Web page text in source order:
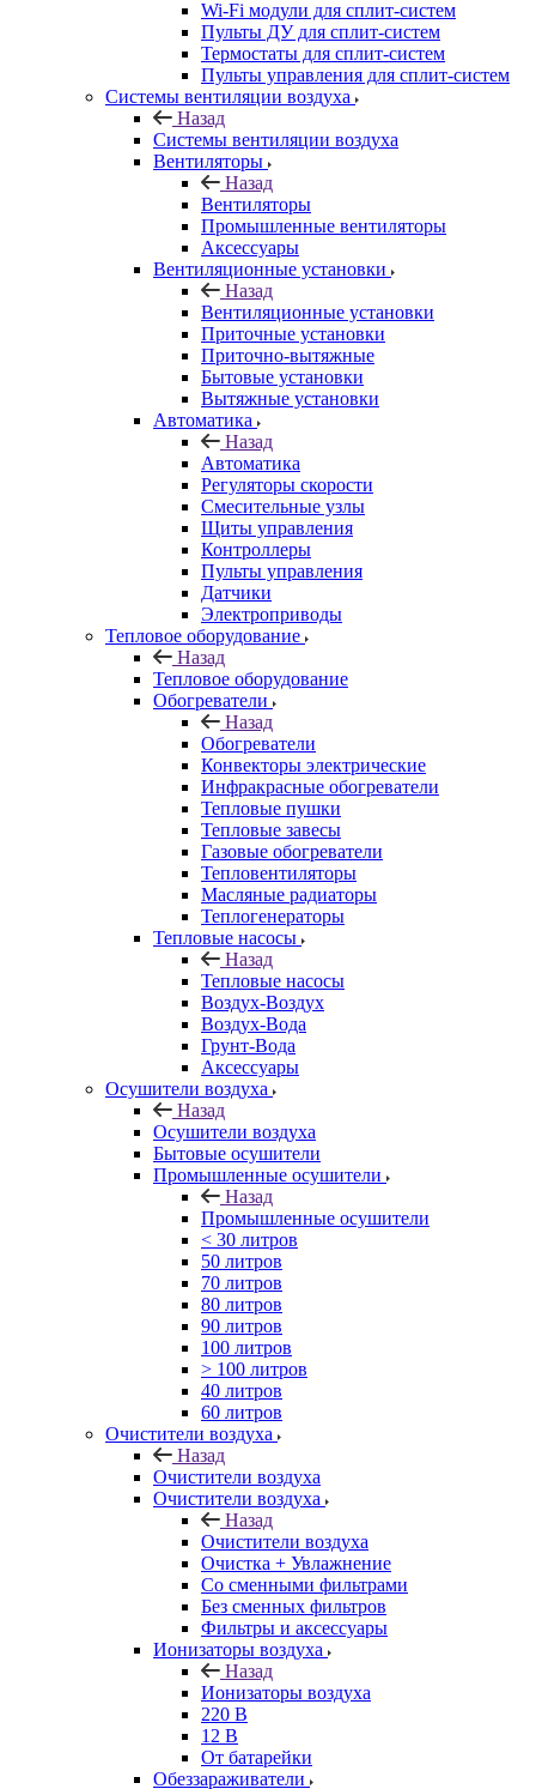
Wi-Fi модули для сплит-систем
Пульты ДУ для сплит-систем
Термостаты для сплит-систем
Пульты управления для сплит-систем
Системы вентиляции воздуха
Назад
Системы вентиляции воздуха
Вентиляторы
Назад
Вентиляторы
Промышленные вентиляторы
Аксессуары
Вентиляционные установки
Назад
Вентиляционные установки
Приточные установки
Приточно-вытяжные
Бытовые установки
Вытяжные установки
Автоматика
Назад
Автоматика
Регуляторы скорости
Смесительные узлы
Щиты управления
Контроллеры
Пульты управления
Датчики
Электроприводы
Тепловое оборудование
Назад
Тепловое оборудование
Обогреватели
Назад
Обогреватели
Конвекторы электрические
Инфракрасные обогреватели
Тепловые пушки
Тепловые завесы
Газовые обогреватели
Тепловентиляторы
Масляные радиаторы
Теплогенераторы
Тепловые насосы
Назад
Тепловые насосы
Воздух-Воздух
Воздух-Вода
Грунт-Вода
Аксессуары
Осушители воздуха
Назад
Осушители воздуха
Бытовые осушители
Промышленные осушители
Назад
Промышленные осушители
< 30 литров
50 литров
70 литров
80 литров
90 литров
100 литров
> 100 литров
40 литров
60 литров
Очистители воздуха
Назад
Очистители воздуха
Очистители воздуха
Назад
Очистители воздуха
Очистка + Увлажнение
Cо сменными фильтрами
Без сменных фильтров
Фильтры и аксессуары
Ионизаторы воздуха
Назад
Ионизаторы воздуха
220 В
12 В
От батарейки
Обеззараживатели